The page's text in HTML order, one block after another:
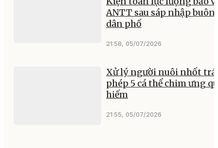
ANTT sau sáp nhập
dân phố
21:58, 05/07/2026
Xử lý người nuôi nhốt
phép 5 cá thể chim ưng
hiếm
21:55, 05/07/2026